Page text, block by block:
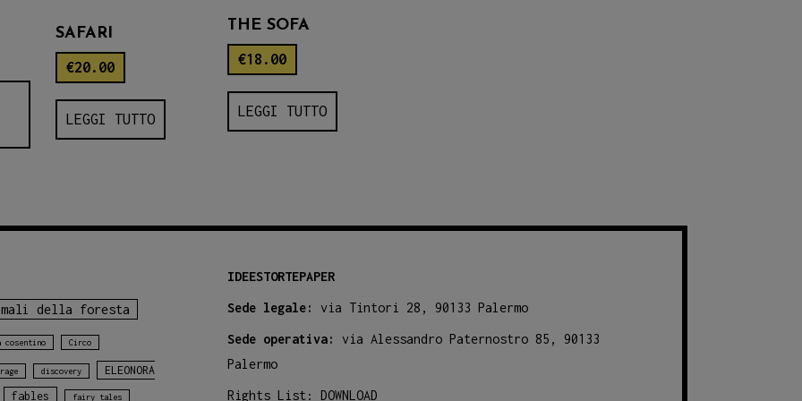
SAFARI
€20.00
LEGGI TUTTO
THE SOFA
€18.00
LEGGI TUTTO
della foresta
cosentino Circo
discovery
ELEONORA
fables
fairy tales
IDEESTORTEPAPER
Sede legale: via Tintori 28, 90133 Palermo
Sede operativa:
via Alessandro Paternostro 85, 90133
Palermo
Rights List:DOWNLOAD